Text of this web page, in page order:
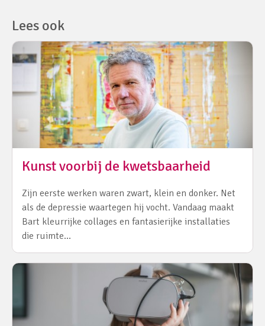
Lees ook
Kunst voorbij de kwetsbaarheid
Zijn eerste werken waren zwart, klein en donker. Net
als de depressie waartegen hij vocht. Vandaag maakt
Bart kleurrijke collages en fantasierijke installaties
die ruimte…